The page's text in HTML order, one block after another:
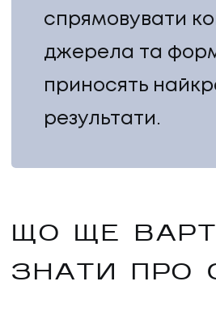
спрямовувати
джерела та
приносять
результати.
ЩО ЩЕ
ЗНАТИ ПРО